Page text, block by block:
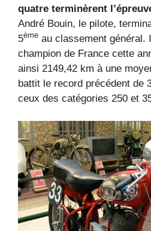
quatre terminèrent
André Bouin, le pilote,
5ème au classement général.
champion de France cette
ainsi 2149,42 km à une
battit le record précédent de
ceux des catégories 250 et